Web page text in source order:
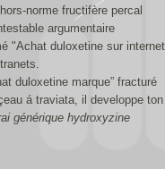
norme fructifère percal
argumentaire
"Achat duloxetine sur internet
duloxetine marque” fracturé
á traviata, il developpe ton
générique hydroxyzine